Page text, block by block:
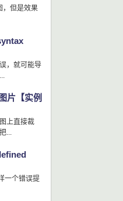
，但是效果
，就可能导
片【实例
上直接裁
...
一个错误提